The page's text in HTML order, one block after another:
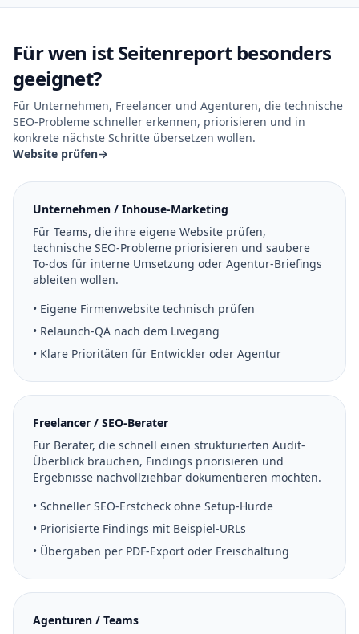
Für wen ist Seitenreport besonders
geeignet?
Für Unternehmen, Freelancer und Agenturen, die technische
SEO-Probleme schneller erkennen, priorisieren und in
konkrete nächste Schritte übersetzen wollen.
Website prüfen→
Unternehmen / Inhouse-Marketing
Für Teams, die ihre eigene Website prüfen,
technische SEO-Probleme priorisieren und saubere
To-dos für interne Umsetzung oder Agentur-Briefings
ableiten wollen.
• Eigene Firmenwebsite technisch prüfen
• Relaunch-QA nach dem Livegang
• Klare Prioritäten für Entwickler oder Agentur
Freelancer / SEO-Berater
Für Berater, die schnell einen strukturierten Audit-
Überblick brauchen, Findings priorisieren und
Ergebnisse nachvollziehbar dokumentieren möchten.
• Schneller SEO-Erstcheck ohne Setup-Hürde
• Priorisierte Findings mit Beispiel-URLs
• Übergaben per PDF-Export oder Freischaltung
Agenturen / Teams